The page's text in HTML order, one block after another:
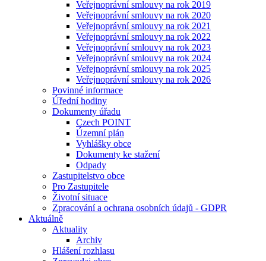
Veřejnoprávní smlouvy na rok 2019
Veřejnoprávní smlouvy na rok 2020
Veřejnoprávní smlouvy na rok 2021
Veřejnoprávní smlouvy na rok 2022
Veřejnoprávní smlouvy na rok 2023
Veřejnoprávní smlouvy na rok 2024
Veřejnoprávní smlouvy na rok 2025
Veřejnoprávní smlouvy na rok 2026
Povinné informace
Úřední hodiny
Dokumenty úřadu
Czech POINT
Územní plán
Vyhlášky obce
Dokumenty ke stažení
Odpady
Zastupitelstvo obce
Pro Zastupitele
Životní situace
Zpracování a ochrana osobních údajů - GDPR
Aktuálně
Aktuality
Archiv
Hlášení rozhlasu